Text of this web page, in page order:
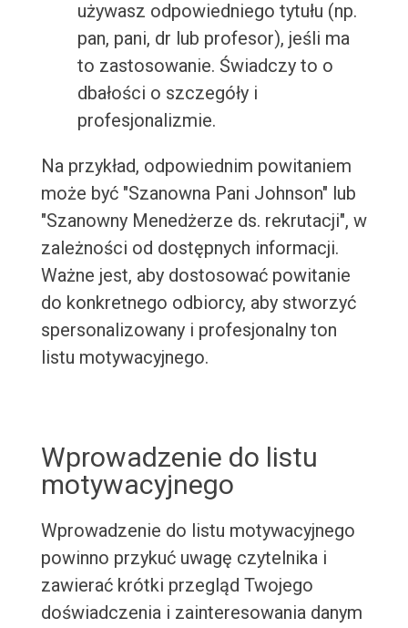
używasz odpowiedniego tytułu (np.
pan, pani, dr lub profesor), jeśli ma
to zastosowanie. Świadczy to o
dbałości o szczegóły i
profesjonalizmie.
Na przykład, odpowiednim powitaniem
może być "Szanowna Pani Johnson" lub
"Szanowny Menedżerze ds. rekrutacji", w
zależności od dostępnych informacji.
Ważne jest, aby dostosować powitanie
do konkretnego odbiorcy, aby stworzyć
spersonalizowany i profesjonalny ton
listu motywacyjnego.
Wprowadzenie do listu
motywacyjnego
Wprowadzenie do listu motywacyjnego
powinno przykuć uwagę czytelnika i
zawierać krótki przegląd Twojego
doświadczenia i zainteresowania danym